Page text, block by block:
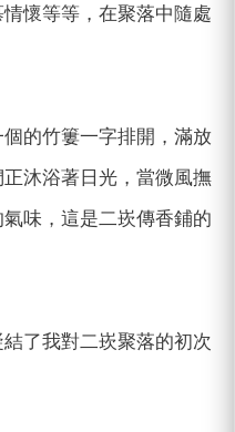
懷等等，在聚落中隨處
的竹簍一字排開，滿放
沐浴著日光，當微風撫
味，這是二崁傳香鋪的
了我對二崁聚落的初次